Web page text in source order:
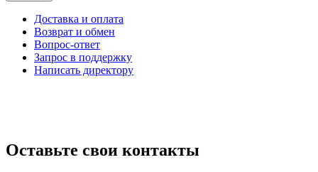
Доставка и оплата
Возврат и обмен
Вопрос-ответ
Запрос в поддержку
Написать директору
Оставьте свои контакты